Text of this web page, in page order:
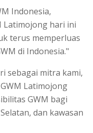
Indonesia,
Latimojong hari ini
terus memperluas
di Indonesia."
sebagai mitra kami,
Latimojong
GWM bagi
dan kawasan